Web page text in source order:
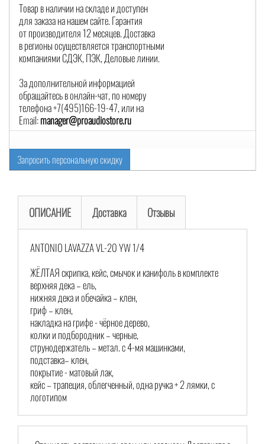
Товар в наличии на складе и доступен
для заказа на нашем сайте. Гарантия
от производителя 12 месяцев. Доставка
в регионы осуществляется транспортными
компаниями СДЭК, ПЭК, Деловые линии.
За дополнительной информацией
обращайтесь в онлайн-чат, по номеру
телефона +7(495)166-19-47, или на
Email:manager@proaudiostore.ru
Запросить персональную скидку
ОПИСАНИЕ Доставка Отзывы
ANTONIO LAVAZZA VL-20 YW 1/4
ЖЁЛТАЯ скрипка, кейс, смычок и канифоль в комплекте
верхняя дека – ель,
нижняя дека и обечайка – клен,
гриф – клен,
накладка на грифе - чёрное дерево,
колки и подбородник – черные,
струнодержатель – метал. с 4-мя машинками,
подставка– клен,
покрытие - матовый лак,
кейс – трапеция, облегченный, одна ручка + 2 лямки, с
логотипом